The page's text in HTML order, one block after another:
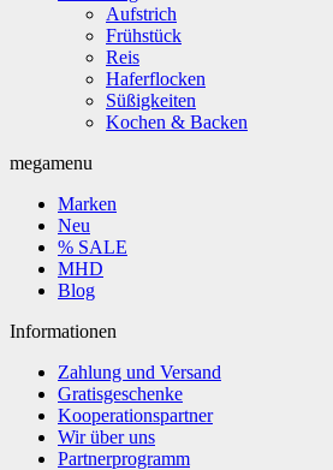
Aufstrich
Frühstück
Reis
Haferflocken
Süßigkeiten
Kochen & Backen
megamenu
Marken
Neu
% SALE
MHD
Blog
Informationen
Zahlung und Versand
Gratisgeschenke
Kooperationspartner
Wir über uns
Partnerprogramm